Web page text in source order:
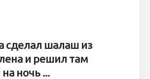
сделал шалаш из
и решил там
на ночь ...